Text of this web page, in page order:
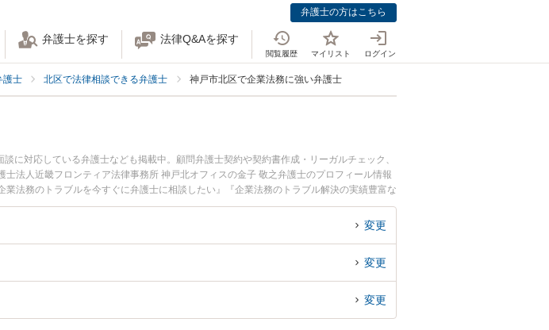
弁護士の方はこちら
弁護士を探す 法律Q&Aを探す
閲覧履歴 マイリスト ログイン
護士 北区で法律相談できる弁護士 神戸市北区で企業法務に強い弁護士
に対応している弁護士なども掲載中。顧問弁護士契約や契約書作成・リーガルチェック、
法人近畿フロンティア法律事務所 神戸北オフィスの金子 敬之弁護士のプロフィール情報
法務のトラブルを今すぐに弁護士に相談したい』『企業法務のトラブル解決の実績豊富な
弁護士に相談予約したい』などでお困りの相談者さんにおすすめです。
変更
変更
変更